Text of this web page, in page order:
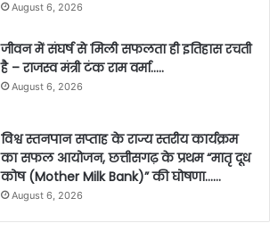
August 6, 2026
जीवन में संघर्ष से मिली सफलता ही इतिहास रचती
है – राजस्व मंत्री टंक राम वर्मा…..
August 6, 2026
विश्व स्तनपान सप्ताह के राज्य स्तरीय कार्यक्रम
का सफल आयोजन, छत्तीसगढ़ के प्रथम “मातृ दूध
कोष (Mother Milk Bank)” की घोषणा……
August 6, 2026